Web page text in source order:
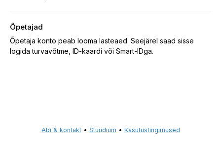
Õpetajad
Õpetaja konto peab looma lasteaed. Seejärel saad sisse
logida turvavõtme, ID-kaardi või Smart-IDga.
Abi & kontakt• Stuudium • Kasutustingimused